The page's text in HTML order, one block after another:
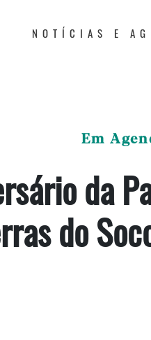
NOTÍCIAS E
Em
da
do